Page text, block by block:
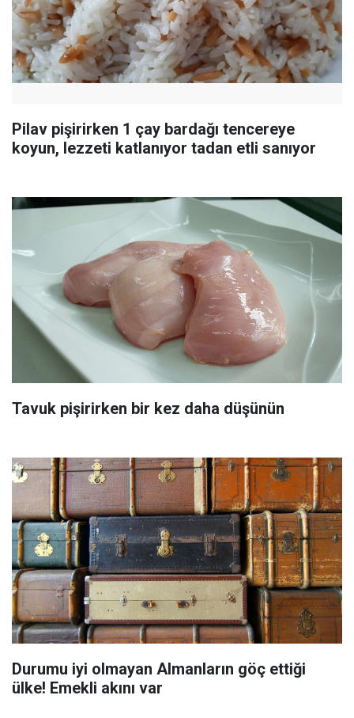
Pilav pişirirken 1 çay bardağı tencereye
koyun, lezzeti katlanıyor tadan etli sanıyor
Tavuk pişirirken bir kez daha düşünün
Durumu iyi olmayan Almanların göç ettiği
ülke! Emekli akını var